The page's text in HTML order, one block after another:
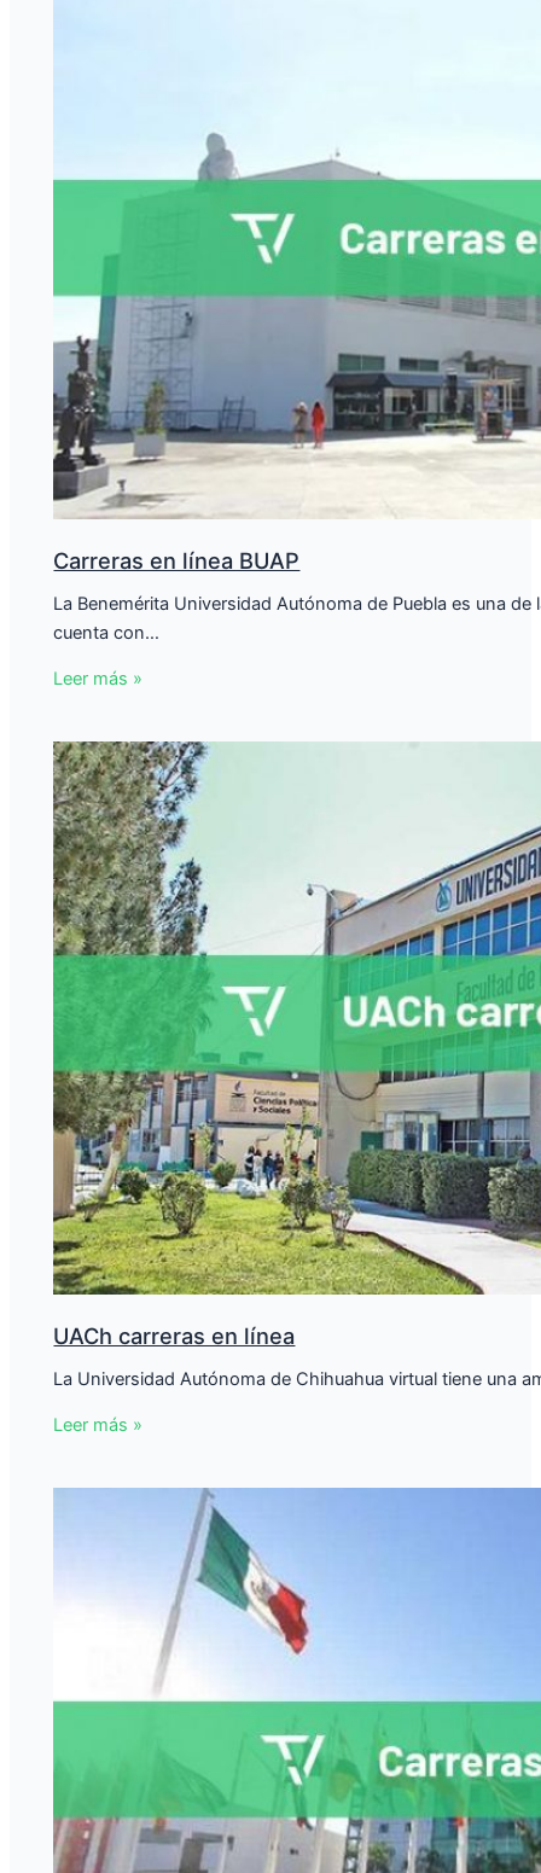
Carreras en línea BUAP
La Benemérita Universidad Autónoma de Puebla es una
cuenta con…
Leer más »
UACh carreras en línea
La Universidad Autónoma de Chihuahua virtual tiene una
Leer más »